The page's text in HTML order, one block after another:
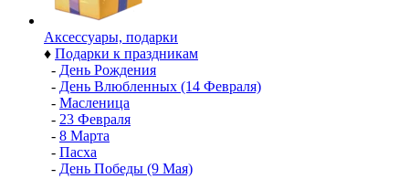
Аксессуары, подарки
♦ Подарки к праздникам
- День Рождения
- День Влюбленных (14 Февраля)
- Масленица
- 23 Февраля
- 8 Марта
- Пасха
- День Победы (9 Мая)